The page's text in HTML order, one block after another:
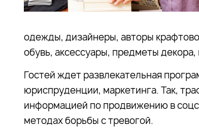
одежды, дизайнеры, авторы
обувь, аксессуары, предметы
Гостей ждет развлекательная
юриспруденции, маркетинга. Так,
информацией по продвижению в
методах борьбы с тревогой.